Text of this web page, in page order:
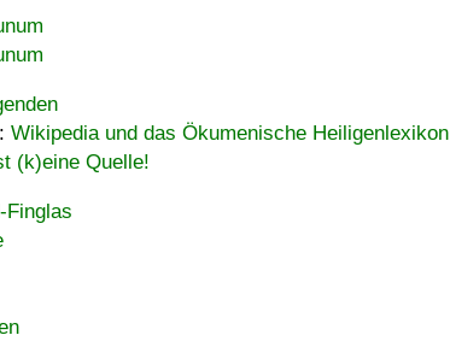
Wikipedia und das Ökumenische Heiligenlexikon
(k)eine Quelle!
Finglas